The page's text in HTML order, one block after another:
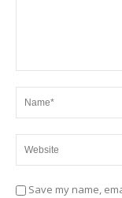
Save my name,